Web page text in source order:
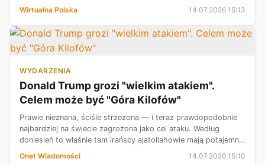
pisma przekonuje, że otrzymała nowe zgłoszenie, z którego
Wirtualna Polska 14.07.2026 15:13
WYDARZENIA
Donald Trump grozi "wielkim atakiem".
Celem może być "Góra Kilofów"
Prawie nieznana, ściśle strzeżona — i teraz prawdopodobnie
najbardziej na świecie zagrożona jako cel ataku. Według
doniesień to właśnie tam irańscy ajatollahowie mają potajemnie
kontynuować prace nad rozwojem bomby atomowej. I właśnie
Onet Wiadomości 14.07.2026 15:10